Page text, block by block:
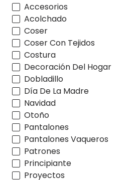
Accesorios
Acolchado
Coser
Coser Con Tejidos
Costura
Decoración Del Hogar
Dobladillo
Día De La Madre
Navidad
Otoño
Pantalones
Pantalones Vaqueros
Patrones
Principiante
Proyectos